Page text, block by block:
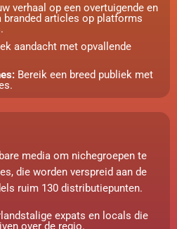
verhaal op een overtuigende en
branded articles op platforms
aandacht met opvallende
Bereik een breed publiek met
media om nichegroepen te
die worden verspreid aan de
ruim 130 distributiepunten.
expats en locals die
over de regio.